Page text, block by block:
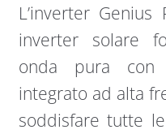
L’inverter
inverter solare
onda pura con
integrato ad alta
soddisfare tutte